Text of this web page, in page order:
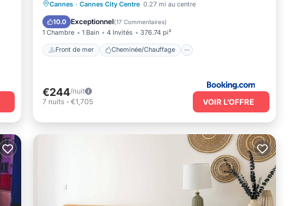
Cannes · Cannes City Centre 0.27 mi au centre
10.0 Exceptionnel(17 Commentaires)
1 Chambre 1 Bain 4 Invités 376.74 pi²
Front de mer Cheminée/Chauffage
Front de mer
Cheminée/Chauffage
Vue sur l’océan
Vue
€244/nuit
7 nuits - €1,705 VOIR L’OFFRE